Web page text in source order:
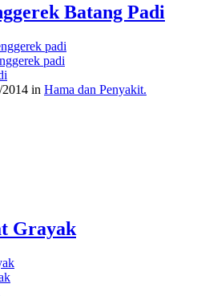
Batang Padi
padi
padi
in Hama dan Penyakit.
Grayak